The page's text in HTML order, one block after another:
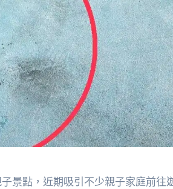
景點，近期吸引不少親子家庭前往